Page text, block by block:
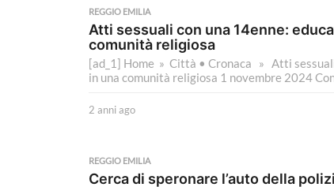
n
a
g
o
REGGIO EMILIA
Atti sessuali con una 14enne:
comunità religiosa
[ad_1] Home » Città • Cronaca » Atti
in una comunità religiosa 1 novembre 2024
2 anni ago
n
a
REGGIO EMILIA
Cerca di speronare l’auto della